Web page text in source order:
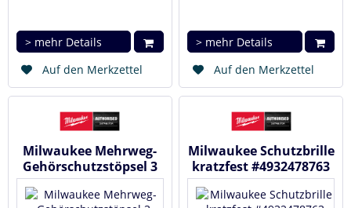
> mehr Details
Auf den Merkzettel
> mehr Details
Auf den Merkzettel
Milwaukee Mehrweg-
Gehörschutzstöpsel 3
stck. #4932471904
Milwaukee Schutzbrille
kratzfest #4932478763